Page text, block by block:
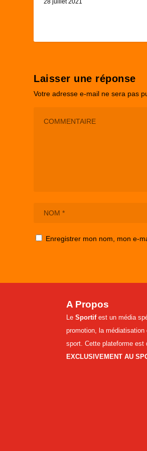
28 juillet 2021
Laisser une réponse
Votre adresse e-mail ne sera pas
Enregistrer mon nom, mon e-
A Propos
Le Sportifest un média
promotion, la
sport. Cette plateforme est
EXCLUSIVEMENT AU